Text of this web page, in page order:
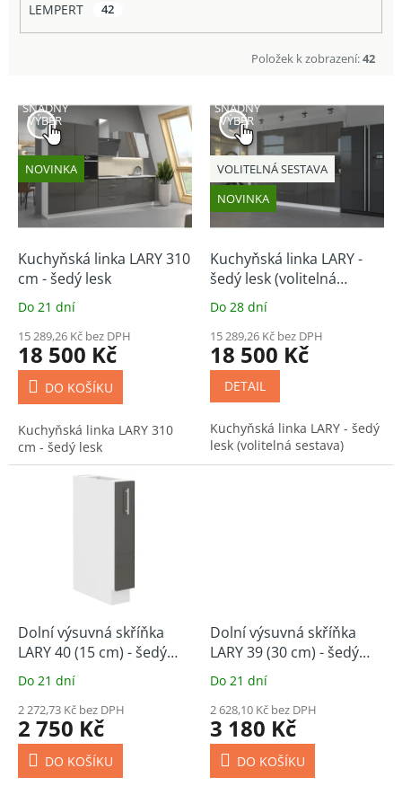
LEMPERT 42
Položek k zobrazení:42
V
p
p
NOVINKA
SNADNÝ
VÝBĚR
Kuchyňská linka LARY 310
cm - šedý lesk
Do 21 dní
15 289,26 Kč bez DPH
18 500 Kč
DO KOŠÍKU
Kuchyňská linka LARY 310
cm - šedý lesk
NOVINKA
VOLITELNÁ SESTAVA
SNADNÝ
VÝBĚR
Kuchyňská linka LARY -
šedý lesk (volitelná
sestava)
Do 28 dní
15 289,26 Kč bez DPH
18 500 Kč
DETAIL
Kuchyňská linka LARY - šedý
lesk (volitelná sestava)
Dolní výsuvná skříňka
LARY 40 (15 cm) - šedý
lesk
Do 21 dní
2 272,73 Kč bez DPH
2 750 Kč
DO KOŠÍKU
Dolní výsuvná skříňka
LARY 39 (30 cm) - šedý
lesk
Do 21 dní
2 628,10 Kč bez DPH
3 180 Kč
DO KOŠÍKU